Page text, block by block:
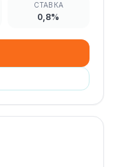
СТАВКА
0,8%